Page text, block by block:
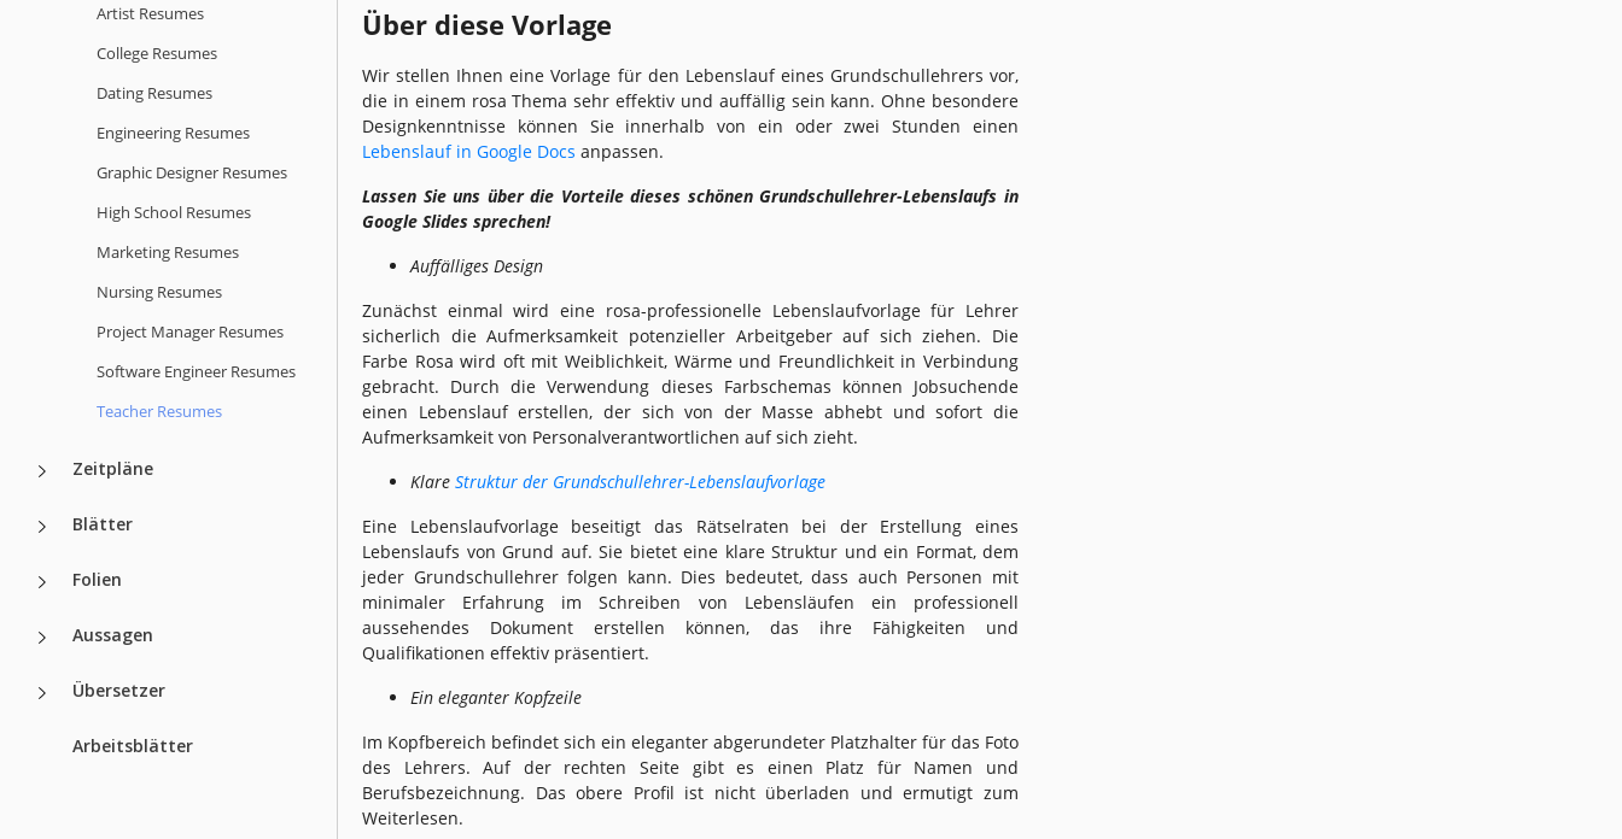
Artist Resumes
College Resumes
Dating Resumes
Engineering Resumes
Graphic Designer Resumes
High School Resumes
Marketing Resumes
Nursing Resumes
Project Manager Resumes
Software Engineer Resumes
Teacher Resumes
Zeitpläne
Blätter
Folien
Aussagen
Übersetzer
Arbeitsblätter
Über diese Vorlage
Wir stellen Ihnen eine Vorlage für den Lebenslauf eines Grundschullehrers vor,
die in einem rosa Thema sehr effektiv und auffällig sein kann. Ohne besondere
Designkenntnisse können Sie innerhalb von ein oder zwei Stunden einen
Lebenslauf in Google Docs anpassen.
Lassen Sie uns über die Vorteile dieses schönen Grundschullehrer-Lebenslaufs in
Google Slides sprechen!
Auffälliges Design
Zunächst einmal wird eine rosa-professionelle Lebenslaufvorlage für Lehrer
sicherlich die Aufmerksamkeit potenzieller Arbeitgeber auf sich ziehen. Die
Farbe Rosa wird oft mit Weiblichkeit, Wärme und Freundlichkeit in Verbindung
gebracht. Durch die Verwendung dieses Farbschemas können Jobsuchende
einen Lebenslauf erstellen, der sich von der Masse abhebt und sofort die
Aufmerksamkeit von Personalverantwortlichen auf sich zieht.
Klare Struktur der Grundschullehrer-Lebenslaufvorlage
Eine Lebenslaufvorlage beseitigt das Rätselraten bei der Erstellung eines
Lebenslaufs von Grund auf. Sie bietet eine klare Struktur und ein Format, dem
jeder Grundschullehrer folgen kann. Dies bedeutet, dass auch Personen mit
minimaler Erfahrung im Schreiben von Lebensläufen ein professionell
aussehendes Dokument erstellen können, das ihre Fähigkeiten und
Qualifikationen effektiv präsentiert.
Ein eleganter Kopfzeile
Im Kopfbereich befindet sich ein eleganter abgerundeter Platzhalter für das Foto
des Lehrers. Auf der rechten Seite gibt es einen Platz für Namen und
Berufsbezeichnung. Das obere Profil ist nicht überladen und ermutigt zum
Weiterlesen.